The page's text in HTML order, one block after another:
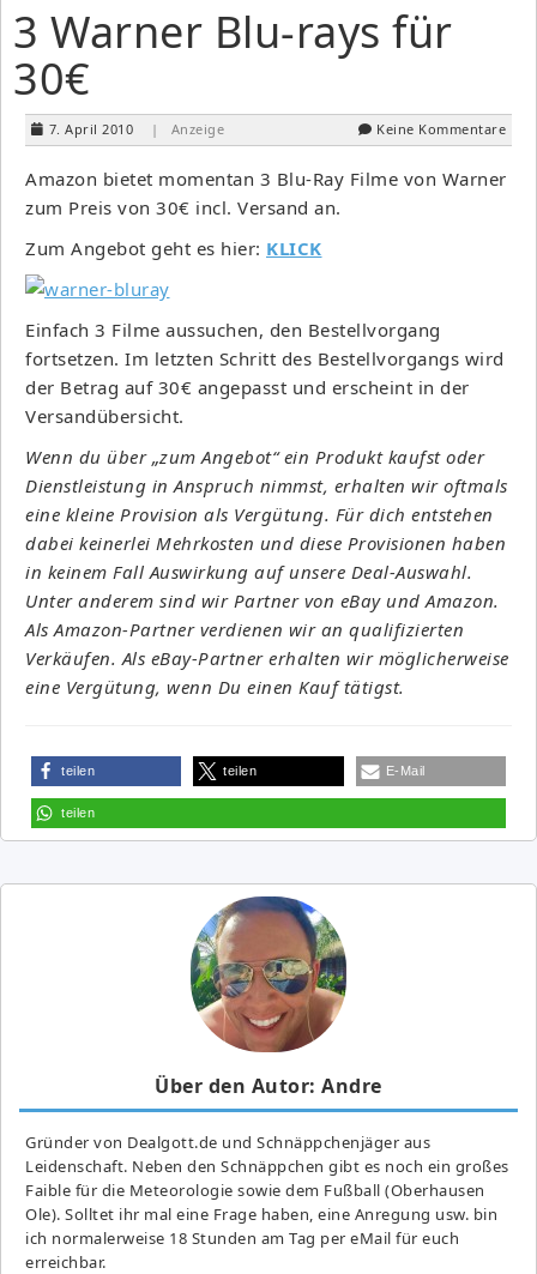
3 Warner Blu-rays für
30€
7. April 2010 | Anzeige Keine Kommentare
Amazon bietet momentan 3 Blu-Ray Filme von Warner
zum Preis von 30€ incl. Versand an.
Zum Angebot geht es hier: KLICK
Einfach 3 Filme aussuchen, den Bestellvorgang
fortsetzen. Im letzten Schritt des Bestellvorgangs wird
der Betrag auf 30€ angepasst und erscheint in der
Versandübersicht.
Wenn du über „zum Angebot“ ein Produkt kaufst oder
Dienstleistung in Anspruch nimmst, erhalten wir oftmals
eine kleine Provision als Vergütung. Für dich entstehen
dabei keinerlei Mehrkosten und diese Provisionen haben
in keinem Fall Auswirkung auf unsere Deal-Auswahl.
Unter anderem sind wir Partner von eBay und Amazon.
Als Amazon-Partner verdienen wir an qualifizierten
Verkäufen. Als eBay-Partner erhalten wir möglicherweise
eine Vergütung, wenn Du einen Kauf tätigst.
teilen teilen E-Mail
teilen
Über den Autor: Andre
Gründer von Dealgott.de und Schnäppchenjäger aus
Leidenschaft. Neben den Schnäppchen gibt es noch ein großes
Fai­ble für die Meteorologie sowie dem Fußball (Oberhausen
Ole). Solltet ihr mal eine Frage haben, eine Anregung usw. bin
ich normalerweise 18 Stunden am Tag per eMail für euch
erreichbar.